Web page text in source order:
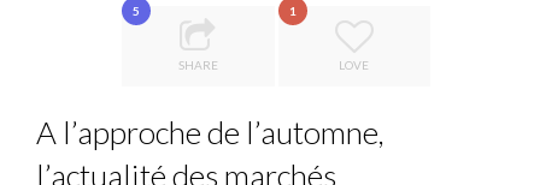
...
COMMODITY INNOVATION AWARDS 2025
THE POWER OF SILENCE IN INTERVIEWS
ANNA LAMI’S UNUSUAL CAREER PATH SHOWS TH...
5
SHARE
1
LOVE
A l’approche de l’automne,
l’actualité des marchés